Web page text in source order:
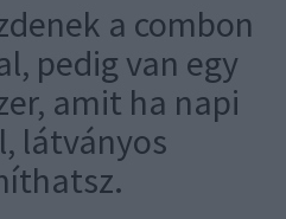
a combon
pedig van egy
amit ha napi
látványos